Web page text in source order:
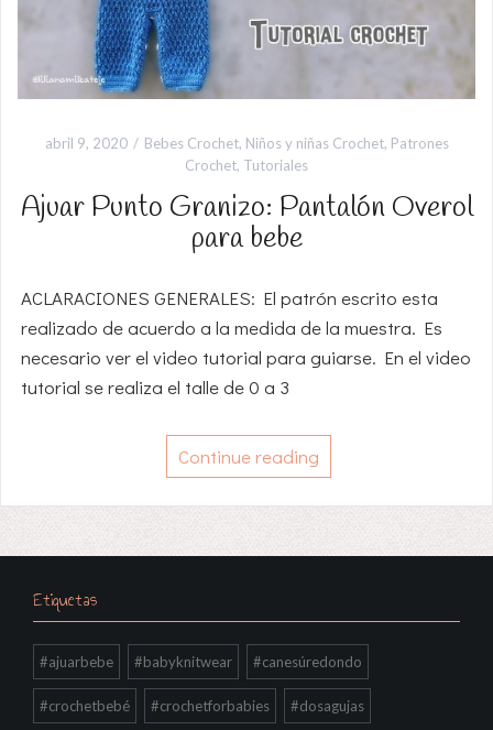
abril 9, 2020 Bebes Crochet, Niños y niñas Crochet, Patrones
Crochet, Tutoriales
Ajuar Punto Granizo: Pantalón Overol
para bebe
ACLARACIONES GENERALES: El patrón escrito esta
realizado de acuerdo a la medida de la muestra. Es
necesario ver el video tutorial para guiarse. En el video
tutorial se realiza el talle de 0 a 3
Continue reading
Etiquetas
#ajuarbebe #babyknitwear #canesúredondo
#crochetbebé #crochetforbabies #dosagujas